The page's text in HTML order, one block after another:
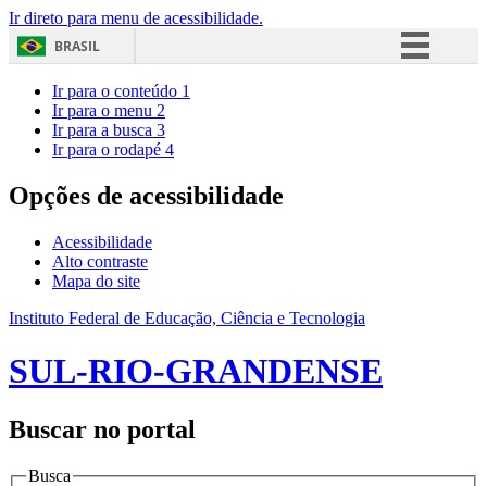
Ir direto para menu de acessibilidade.
BRASIL
Acesso à informação
Ir para o conteúdo 1
Ir para o menu 2
Ir para a busca 3
Ir para o rodapé 4
Opções de acessibilidade
Acessibilidade
Alto contraste
Mapa do site
Instituto Federal de Educação, Ciência e Tecnologia
SUL-RIO-GRANDENSE
Buscar no portal
Busca